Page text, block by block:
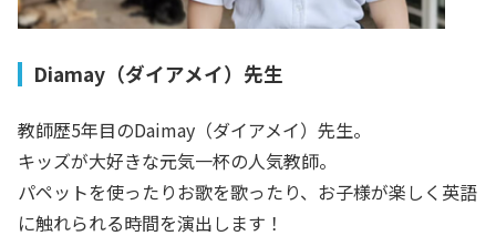
Diamay（ダイアメイ）先生
教師歴5年目のDaimay（ダイアメイ）先生。
キッズが大好きな元気一杯の人気教師。
パペットを使ったりお歌を歌ったり、お子様が楽しく英語
に触れられる時間を演出します！